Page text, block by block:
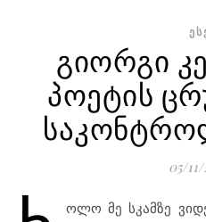
გიორგი
პოეტის
05/
ოლო მე სკამზე